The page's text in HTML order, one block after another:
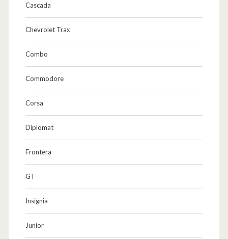
Cascada
Chevrolet Trax
Combo
Commodore
Corsa
Diplomat
Frontera
GT
Insignia
Junior